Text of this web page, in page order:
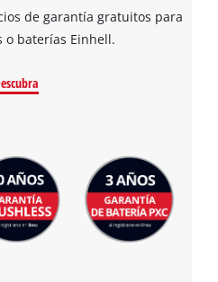
de garantía gratuitos para
o baterías Einhell.